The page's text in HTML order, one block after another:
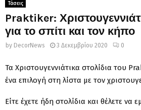
Τάσεις
Praktiker:
για το σπίτι και τον κήπο
by DecorNews 3 Δεκεμβρίου 2020 0
Τα Χριστουγεννιάτικα στολίδια του
ένα επιλογή στη λίστα με τον
Είτε έχετε ήδη στολίδια και θέλετε να